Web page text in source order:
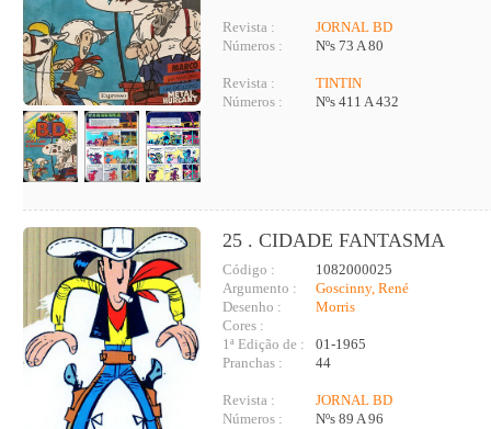
Revista :
JORNAL BD
Números :
Nºs 73 A 80
Revista :
TINTIN
Números :
Nºs 411 A 432
25 . CIDADE FANTASMA
Código :
1082000025
Argumento :
Goscinny, René
Desenho :
Morris
Cores :
1ª Edição de :
01-1965
Pranchas :
44
Revista :
JORNAL BD
Números :
Nºs 89 A 96